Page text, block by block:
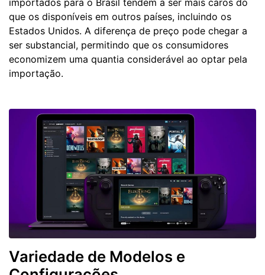
que os disponíveis em outros países, incluindo os
Estados Unidos. A diferença de preço pode chegar a
ser substancial, permitindo que os consumidores
economizem uma quantia considerável ao optar pela
importação.
Variedade de Modelos e